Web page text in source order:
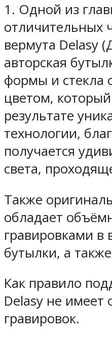
1. Одной из
отличительных
вермута Delasy
авторская
формы и стекла
цветом,
результате
технологии,
получается
света,
Также
обладает
гравировками в
бутылки, а
Как правило
Delasy не
гравировок.